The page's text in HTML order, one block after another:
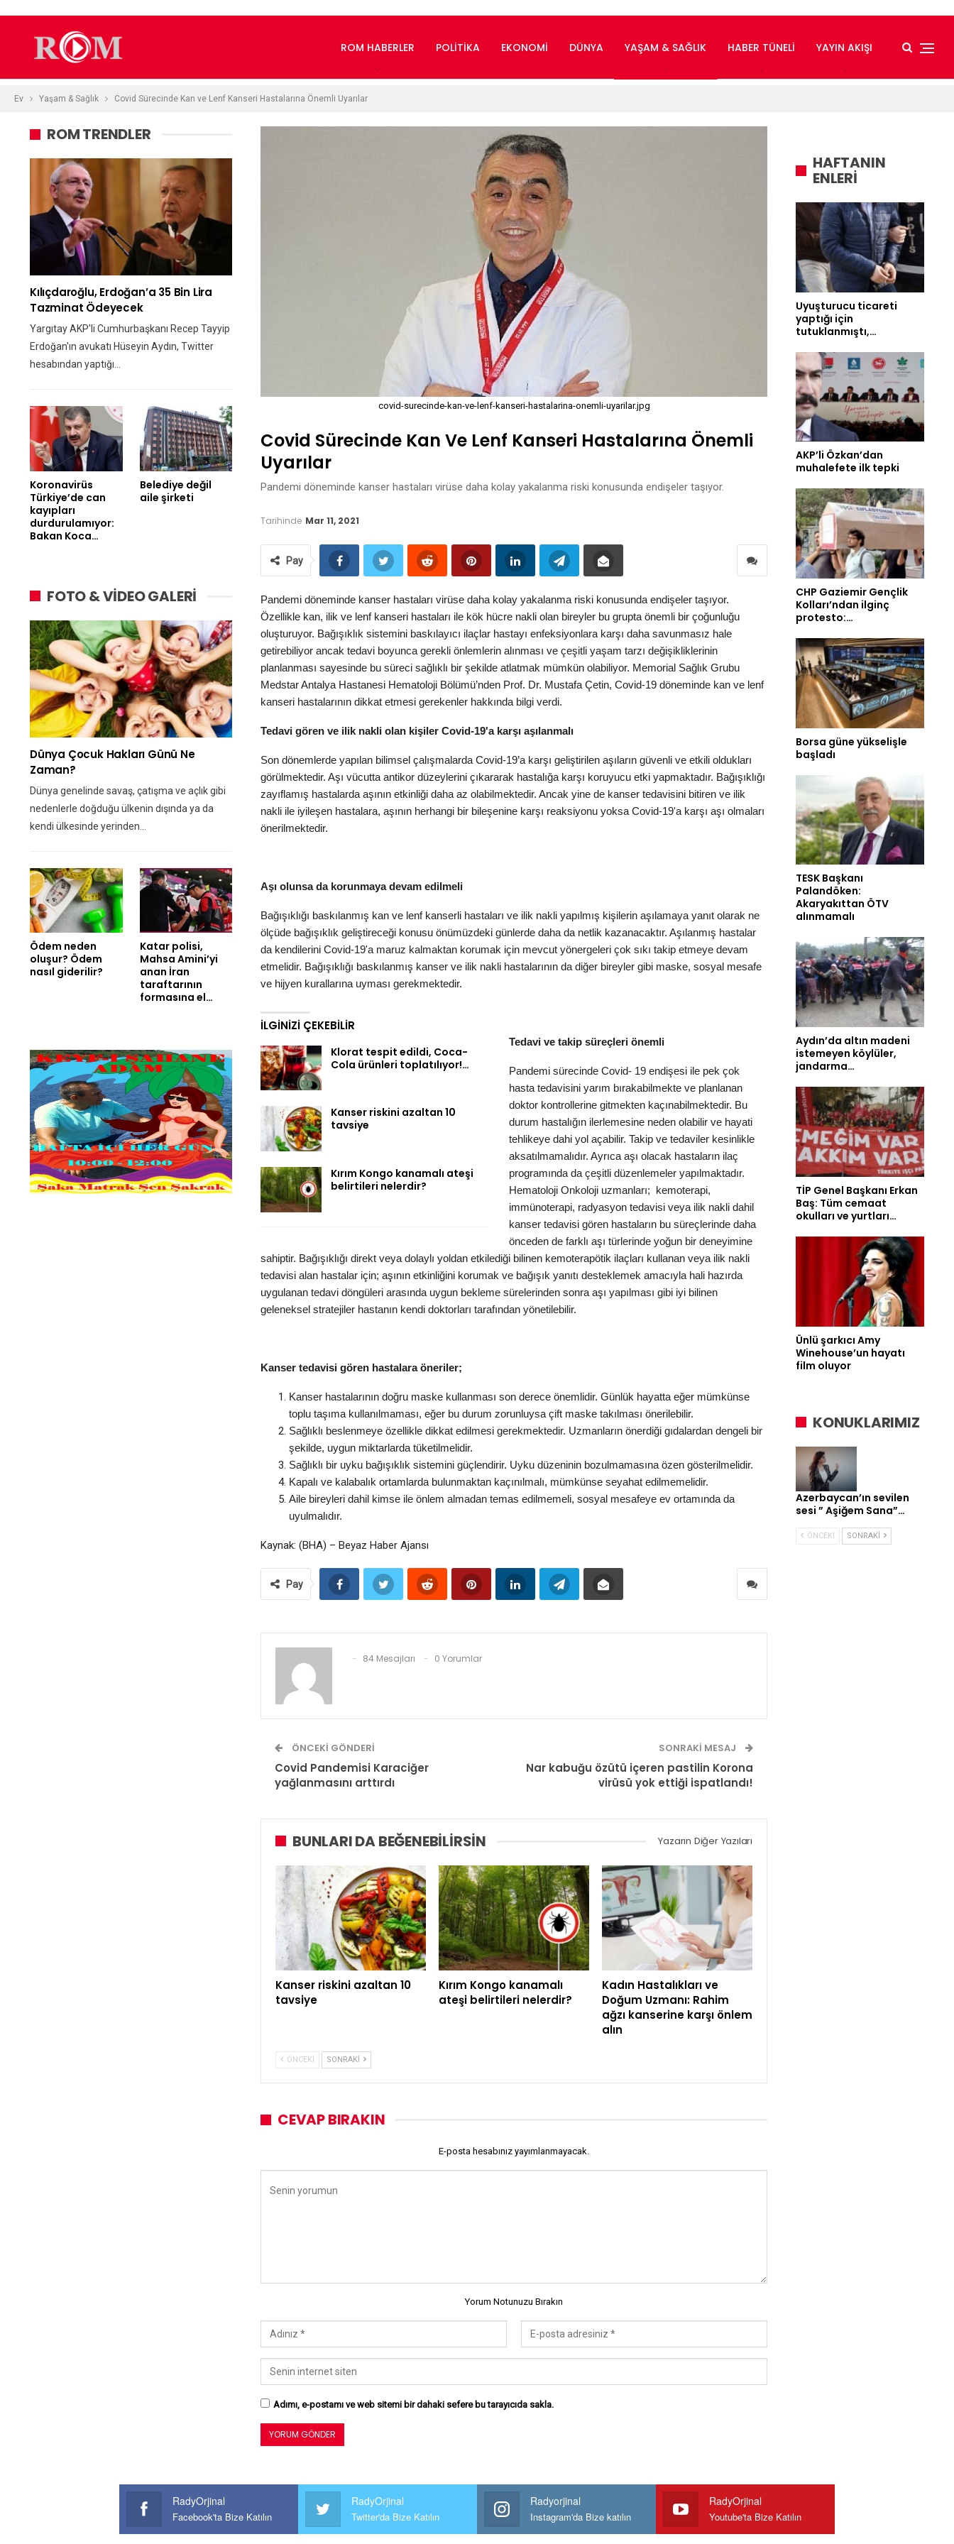
ROM HABERLER POLITIKA EKONOMI DÜNYA YAŞAM & SAĞLIK HABER TÜNELI YAYIN AKIŞI
Ev Yaşam & Sağlık Covid Sürecinde Kan ve Lenf Kanseri Hastalarına Önemli Uyarılar
covid-surecinde-kan-ve-lenf-kanseri-hastalarina-onemli-uyarilar.jpg
Covid Sürecinde Kan Ve Lenf Kanseri Hastalarına Önemli
Uyarılar
Pandemi döneminde kanser hastaları virüse daha kolay yakalanma riski konusunda endişeler taşıyor.
Tarihinde Mar 11, 2021
Pay
Pandemi döneminde kanser hastaları virüse daha kolay yakalanma riski konusunda endişeler taşıyor.
Özellikle kan, ilik ve lenf kanseri hastaları ile kök hücre nakli olan bireyler bu grupta önemli bir çoğunluğu
oluşturuyor. Bağışıklık sistemini baskılayıcı ilaçlar hastayı enfeksiyonlara karşı daha savunmasız hale
getirebiliyor ancak tedavi boyunca gerekli önlemlerin alınması ve çeşitli yaşam tarzı değişikliklerinin
planlanması sayesinde bu süreci sağlıklı bir şekilde atlatmak mümkün olabiliyor. Memorial Sağlık Grubu
Medstar Antalya Hastanesi Hematoloji Bölümü’nden Prof. Dr. Mustafa Çetin, Covid-19 döneminde kan ve lenf
kanseri hastalarının dikkat etmesi gerekenler hakkında bilgi verdi.
Tedavi gören ve ilik nakli olan kişiler Covid-19'a karşı aşılanmalı
Son dönemlerde yapılan bilimsel çalışmalarda Covid-19’a karşı geliştirilen aşıların güvenli ve etkili oldukları
görülmektedir. Aşı vücutta antikor düzeylerini çıkararak hastalığa karşı koruyucu etki yapmaktadır. Bağışıklığı
zayıflamış hastalarda aşının etkinliği daha az olabilmektedir. Ancak yine de kanser tedavisini bitiren ve ilik
nakli ile iyileşen hastalara, aşının herhangi bir bileşenine karşı reaksiyonu yoksa Covid-19'a karşı aşı olmaları
önerilmektedir.
Aşı olunsa da korunmaya devam edilmeli
Bağışıklığı baskılanmış kan ve lenf kanserli hastaları ve ilik nakli yapılmış kişilerin aşılamaya yanıt olarak ne
ölçüde bağışıklık geliştireceği konusu önümüzdeki günlerde daha da netlik kazanacaktır. Aşılanmış hastalar
da kendilerini Covid-19'a maruz kalmaktan korumak için mevcut yönergeleri çok sıkı takip etmeye devam
etmelidir. Bağışıklığı baskılanmış kanser ve ilik nakli hastalarının da diğer bireyler gibi maske, sosyal mesafe
ve hijyen kurallarına uyması gerekmektedir.
İLGINIZI ÇEKEBILIR
Klorat tespit edildi, Coca-
Cola ürünleri toplatılıyor!…
Kanser riskini azaltan 10
tavsiye
Kırım Kongo kanamalı ateşi
belirtileri nelerdir?
Tedavi ve takip süreçleri önemli
Pandemi sürecinde Covid- 19 endişesi ile pek çok
hasta tedavisini yarım bırakabilmekte ve planlanan
doktor kontrollerine gitmekten kaçınabilmektedir. Bu
durum hastalığın ilerlemesine neden olabilir ve hayati
tehlikeye dahi yol açabilir. Takip ve tedaviler kesinlikle
aksatılmamalıdır. Ayrıca aşı olacak hastaların ilaç
programında da çeşitli düzenlemeler yapılmaktadır.
Hematoloji Onkoloji uzmanları; kemoterapi,
immünoterapi, radyasyon tedavisi veya ilik nakli dahil
kanser tedavisi gören hastaların bu süreçlerinde daha
önceden de farklı aşı türlerinde yoğun bir deneyimine
sahiptir. Bağışıklığı direkt veya dolaylı yoldan etkilediği bilinen kemoterapötik ilaçları kullanan veya ilik nakli
tedavisi alan hastalar için; aşının etkinliğini korumak ve bağışık yanıtı desteklemek amacıyla hali hazırda
uygulanan tedavi döngüleri arasında uygun bekleme sürelerinden sonra aşı yapılması gibi iyi bilinen
geleneksel stratejiler hastanın kendi doktorları tarafından yönetilebilir.
Kanser tedavisi gören hastalara öneriler;
Kanser hastalarının doğru maske kullanması son derece önemlidir. Günlük hayatta eğer mümkünse
toplu taşıma kullanılmaması, eğer bu durum zorunluysa çift maske takılması önerilebilir.
Sağlıklı beslenmeye özellikle dikkat edilmesi gerekmektedir. Uzmanların önerdiği gıdalardan dengeli bir
şekilde, uygun miktarlarda tüketilmelidir.
Sağlıklı bir uyku bağışıklık sistemini güçlendirir. Uyku düzeninin bozulmamasına özen gösterilmelidir.
Kapalı ve kalabalık ortamlarda bulunmaktan kaçınılmalı, mümkünse seyahat edilmemelidir.
Aile bireyleri dahil kimse ile önlem almadan temas edilmemeli, sosyal mesafeye ev ortamında da
uyulmalıdır.
Kaynak: (BHA) – Beyaz Haber Ajansı
Pay
84 Mesajları 0 Yorumlar
ÖNCEKI GÖNDERI
Covid Pandemisi Karaciğer
yağlanmasını arttırdı
SONRAKI MESAJ
Nar kabuğu özütü içeren pastilin Korona
virüsü yok ettiği ispatlandı!
BUNLARI DA BEĞENEBILIRSIN Yazarın Diğer Yazıları
Kanser riskini azaltan 10
tavsiye
Kırım Kongo kanamalı
ateşi belirtileri nelerdir?
Kadın Hastalıkları ve
Doğum Uzmanı: Rahim
ağzı kanserine karşı önlem
alın
ÖNCEKI SONRAKI
CEVAP BIRAKIN
E-posta hesabınız yayımlanmayacak.
Yorum Notunuzu Bırakın
Adımı, e-postamı ve web sitemi bir dahaki sefere bu tarayıcıda sakla.
ROM TRENDLER
Kılıçdaroğlu, Erdoğan’a 35 Bin Lira
Tazminat Ödeyecek
Yargıtay AKP'li Cumhurbaşkanı Recep Tayyip
Erdoğan'ın avukatı Hüseyin Aydın, Twitter
hesabından yaptığı…
Koronavirüs
Türkiye’de can
kayıpları
durdurulamıyor:
Bakan Koca…
Belediye değil
aile şirketi
FOTO & VİDEO GALERİ
Dünya Çocuk Hakları Günü Ne
Zaman?
Dünya genelinde savaş, çatışma ve açlık gibi
nedenlerle doğduğu ülkenin dışında ya da
kendi ülkesinde yerinden…
Ödem neden
oluşur? Ödem
nasıl giderilir?
Katar polisi,
Mahsa Amini’yi
anan İran
taraftarının
formasına el…
HAFTANIN
ENLERİ
Uyuşturucu ticareti
yaptığı için
tutuklanmıştı,…
AKP’li Özkan’dan
muhalefete ilk tepki
CHP Gaziemir Gençlik
Kolları’ndan ilginç
protesto:…
Borsa güne yükselişle
başladı
TESK Başkanı
Palandöken:
Akaryakıttan ÖTV
alınmamalı
Aydın’da altın madeni
istemeyen köylüler,
jandarma…
TİP Genel Başkanı Erkan
Baş: Tüm cemaat
okulları ve yurtları…
Ünlü şarkıcı Amy
Winehouse’un hayatı
film oluyor
KONUKLARIMIZ
Azerbaycan’ın sevilen
sesi ” Aşiğem Sana”…
ÖNCEKI SONRAKI
RadyOrjinal
Facebook'ta Bize Katılın
RadyOrjinal
Twitter'da Bize Katılın
Radyorjinal
Instagram'da Bize katılın
RadyOrjinal
Youtube'ta Bize Katılın